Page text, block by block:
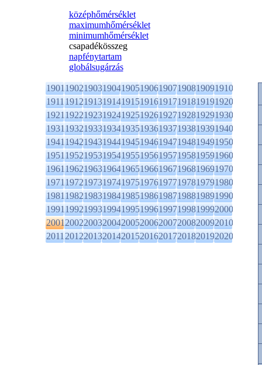
középhőmérséklet
maximumhőmérséklet
minimumhőmérséklet
csapadékösszeg
napfénytartam
globálsugárzás
1901190219031904190519061907190819091910
1911191219131914191519161917191819191920
1921192219231924192519261927192819291930
1931193219331934193519361937193819391940
1941194219431944194519461947194819491950
1951195219531954195519561957195819591960
1961196219631964196519661967196819691970
1971197219731974197519761977197819791980
1981198219831984198519861987198819891990
1991199219931994199519961997199819992000
2001200220032004200520062007200820092010
2011201220132014201520162017201820192020